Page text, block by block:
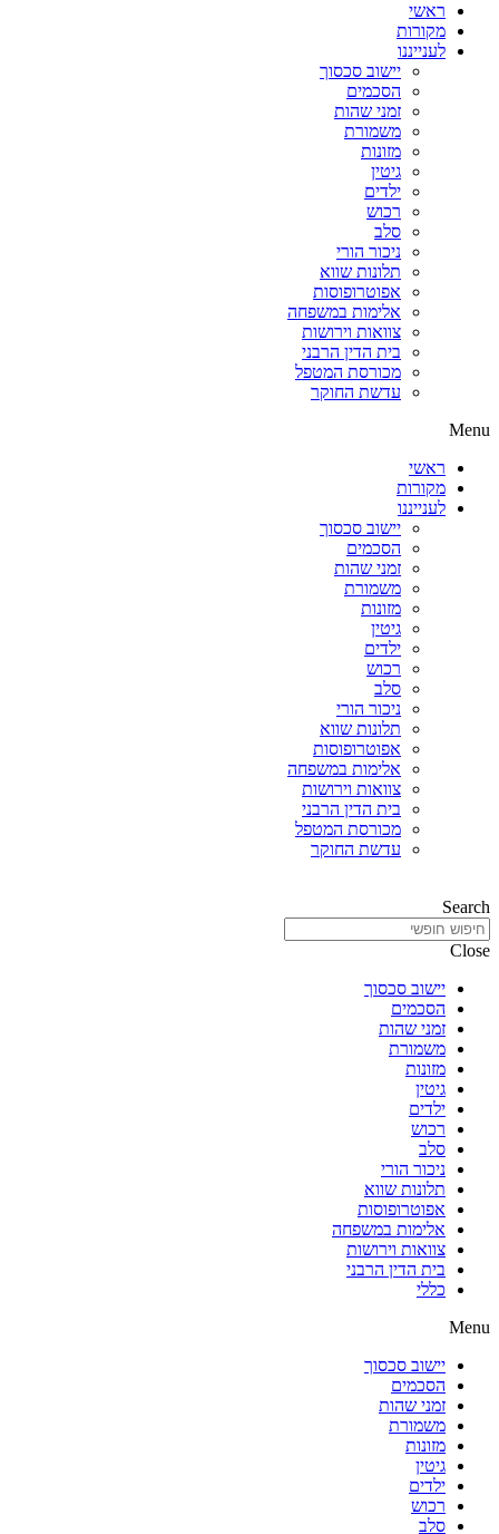
ראשי
מקורות
לענייננו
יישוב סכסוך
הסכמים
זמני שהות
משמורת
מזונות
גיטין
ילדים
רכוש
סלב
ניכור הורי
תלונות שווא
אפוטרופוסות
אלימות במשפחה
צוואות וירושות
בית הדין הרבני
מכורסת המטפל
עדשת החוקר
Menu
ראשי
מקורות
לענייננו
יישוב סכסוך
הסכמים
זמני שהות
משמורת
מזונות
גיטין
ילדים
רכוש
סלב
ניכור הורי
תלונות שווא
אפוטרופוסות
אלימות במשפחה
צוואות וירושות
בית הדין הרבני
מכורסת המטפל
עדשת החוקר
Search
Close
יישוב סכסוך
הסכמים
זמני שהות
משמורת
מזונות
גיטין
ילדים
רכוש
סלב
ניכור הורי
תלונות שווא
אפוטרופוסות
אלימות במשפחה
צוואות וירושות
בית הדין הרבני
כללי
Menu
יישוב סכסוך
הסכמים
זמני שהות
משמורת
מזונות
גיטין
ילדים
רכוש
סלב